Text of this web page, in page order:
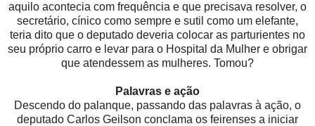
aquilo acontecia com frequência e que precisava resolver, o
secretário, cínico como sempre e sutil como um elefante,
teria dito que o deputado deveria colocar as parturientes no
seu próprio carro e levar para o Hospital da Mulher e obrigar
que atendessem as mulheres. Tomou?
Palavras e ação
Descendo do palanque, passando das palavras à ação, o
deputado Carlos Geilson conclama os feirenses a iniciar